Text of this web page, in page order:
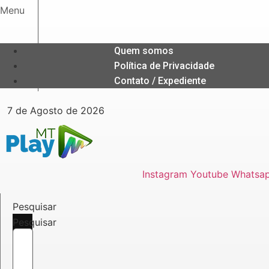
Ir
conteúdo
Menu
Quem somos
Política de Privacidade
Contato / Expediente
7 de Agosto de 2026
Instagram Youtube
Pesquisar
Pesquisar